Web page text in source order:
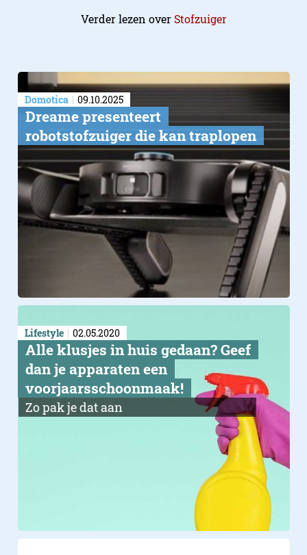
Verder lezen overStofzuiger
Domotica 09.10.2025
Dreame presenteert
robotstofzuiger die kan traplopen
Lifestyle 02.05.2020
Alle klusjes in huis gedaan? Geef
dan je apparaten een
voorjaarsschoonmaak!
Zo pak je dat aan